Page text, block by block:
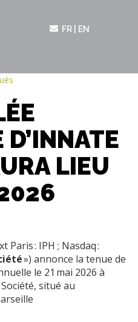
FR EN
LIEU
Paris : IPH ; Nasdaq :
») annonce la tenue de
le 21 mai 2026 à
situé au